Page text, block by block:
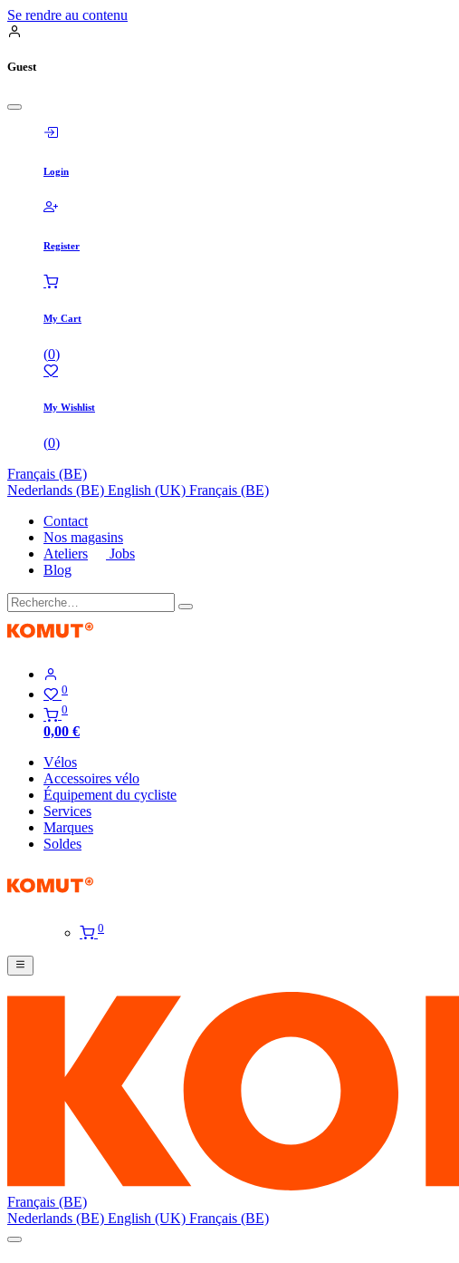
Se rendre au contenu
Guest
Login
Register
My Cart
(0)
My Wishlist
(0)
Français (BE)
Nederlands (BE) English (UK) Français (BE)
Contact
Nos magasins
Ateliers
Jobs
Blog
0
0
0,00 €
Vélos
Accessoires vélo
Équipement du cycliste
Services
Marques
Soldes
0
Français (BE)
Nederlands (BE) English (UK) Français (BE)